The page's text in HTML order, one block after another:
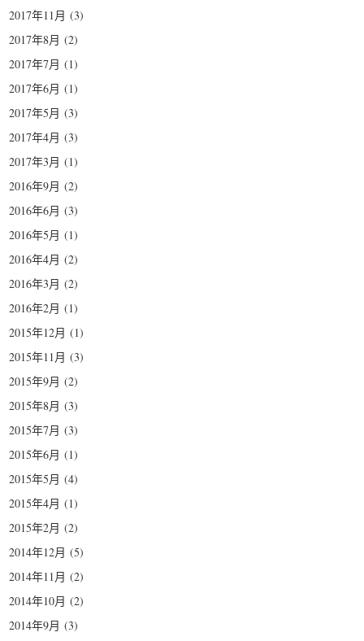
2017年11月 (3)
2017年8月 (2)
2017年7月 (1)
2017年6月 (1)
2017年5月 (3)
2017年4月 (3)
2017年3月 (1)
2016年9月 (2)
2016年6月 (3)
2016年5月 (1)
2016年4月 (2)
2016年3月 (2)
2016年2月 (1)
2015年12月 (1)
2015年11月 (3)
2015年9月 (2)
2015年8月 (3)
2015年7月 (3)
2015年6月 (1)
2015年5月 (4)
2015年4月 (1)
2015年2月 (2)
2014年12月 (5)
2014年11月 (2)
2014年10月 (2)
2014年9月 (3)